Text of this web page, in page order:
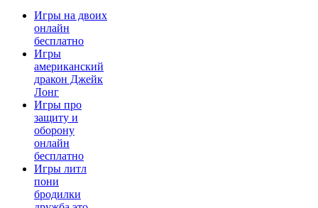
Игры на двоих
онлайн
бесплатно
Игры
американский
дракон Джейк
Лонг
Игры про
защиту и
оборону
онлайн
бесплатно
Игры литл
пони
бродилки